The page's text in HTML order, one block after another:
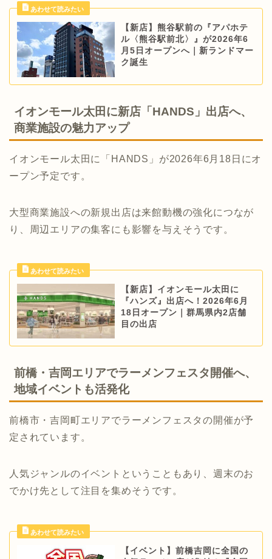
【新店】熊谷駅前の『アパホテ
ル〈熊谷駅前北〉』が2026年6
月5日オープンへ｜新ランドマー
ク誕生
イオンモール太田に新店「HANDS」出店へ、
商業施設の魅力アップ
イオンモール太田に「HANDS」が2026年6月18日にオ
ープン予定です。
大型商業施設への新規出店は来館動機の強化につなが
り、周辺エリアの集客にも影響を与えそうです。
【新店】イオンモール太田に
『ハンズ』出店へ！2026年6月
18日オープン｜群馬県内2店舗
目の出店
前橋・吉岡エリアでラーメンフェスタ開催へ、
地域イベントも活発化
前橋市・吉岡町エリアでラーメンフェスタの開催が予
定されています。
人気ジャンルのイベントということもあり、週末のお
でかけ先として注目を集めそうです。
【イベント】前橋吉岡に全国の